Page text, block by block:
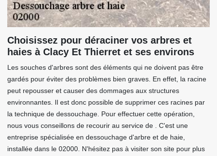
Choisissez pour déraciner vos arbres et
haies à Clacy Et Thierret et ses environs
Les souches d'arbres sont des éléments qui ne doivent pas être
gardés pour éviter des problèmes bien graves. En effet, la racine
peut repousser et causer des dommages aux structures
environnantes. Il est donc possible de supprimer ces racines par
la technique de dessouchage. Pour effectuer cette opération,
nous vous conseillons de recourir au service de . C'est une
entreprise spécialisée en dessouchage d'arbre et de haie,
installée dans le 02000. N'hésitez pas à visiter son site pour plus